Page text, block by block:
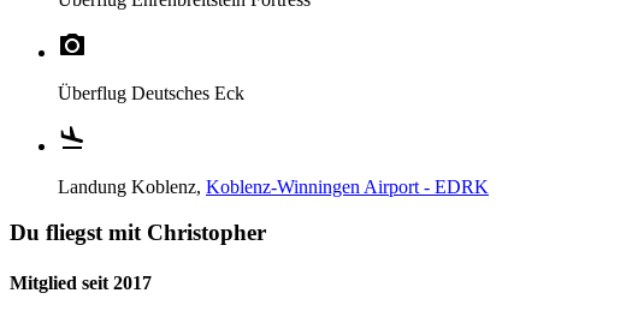
Überflug Deutsches Eck
Landung Koblenz, Koblenz-Winningen Airport - EDRK
Du fliegst mit Christopher
Mitglied seit 2017